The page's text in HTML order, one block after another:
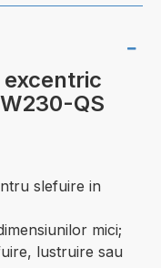
QS
slefuire in
mici;
lustruire sau